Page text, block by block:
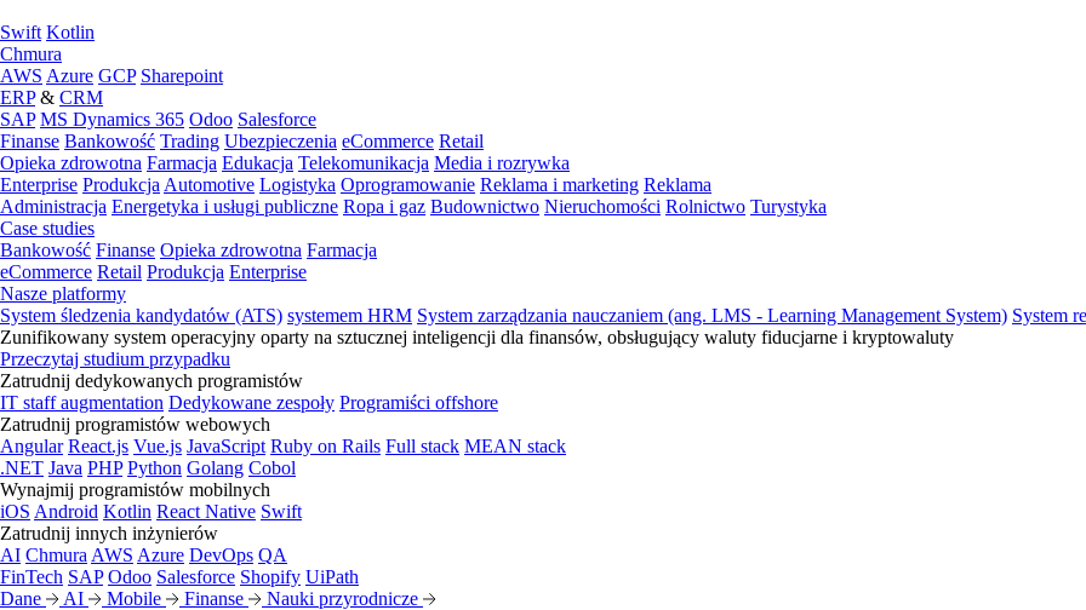
Swift Kotlin
Chmura
AWS Azure GCP Sharepoint
ERP& CRM
SAP MS Dynamics 365 Odoo Salesforce
Finanse Bankowość Trading Ubezpieczenia eCommerce Retail
Opieka zdrowotna Farmacja Edukacja Telekomunikacja Media i rozrywka
Enterprise Produkcja Automotive Logistyka Oprogramowanie Reklama i marketing Reklama
Administracja Energetyka i usługi publiczne Ropa i gaz Budownictwo Nieruchomości Rolnictwo Turystyka
Case studies
Bankowość Finanse Opieka zdrowotna Farmacja
eCommerce Retail Produkcja Enterprise
Nasze platformy
System śledzenia kandydatów (ATS) systemem HRM System zarządzania nauczaniem (ang. LMS - Learning Management System) System
Zunifikowany system operacyjny oparty na sztucznej inteligencji dla finansów, obsługujący waluty fiducjarne i kryptowaluty
Przeczytaj studium przypadku
Zatrudnij dedykowanych programistów
IT staff augmentation Dedykowane zespoły Programiści offshore
Zatrudnij programistów webowych
Angular React.js Vue.js JavaScript Ruby on Rails Full stack MEAN stack
.NET Java PHP Python Golang Cobol
Wynajmij programistów mobilnych
iOS Android Kotlin React Native Swift
Zatrudnij innych inżynierów
AI Chmura AWS Azure DevOps QA
FinTech SAP Odoo Salesforce Shopify UiPath
Dane
AI Mobile Finanse Nauki przyrodnicze